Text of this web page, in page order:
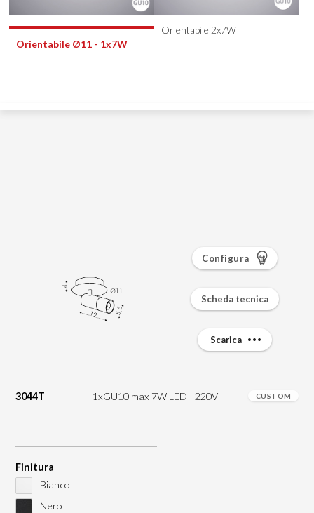
3044T 1xGU10 max 7W LED - 220V CUSTOM
Finitura
Bianco
Nero
Configura
Scheda tecnica
Scarica